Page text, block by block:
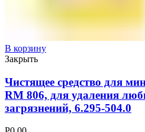
В корзину
Закрыть
Чистящее средство для
RM 806, для удаления
загрязнений, 6.295-504.0